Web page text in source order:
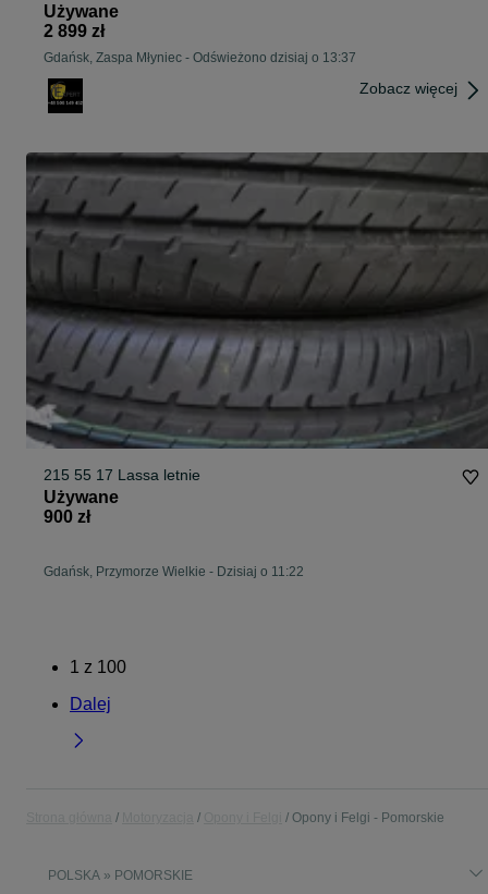
Używane
2 899 zł
Gdańsk, Zaspa Młyniec - Odświeżono dzisiaj o 13:37
Zobacz więcej
215 55 17 Lassa letnie
Używane
900 zł
Gdańsk, Przymorze Wielkie - Dzisiaj o 11:22
1 z 100
Dalej
Opony i Felgi - Pomorskie
POLSKA » POMORSKIE